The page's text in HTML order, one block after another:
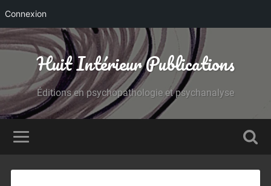
Connexion
Huit Intérieur Publications
Éditions en psychopathologie et psychanalyse